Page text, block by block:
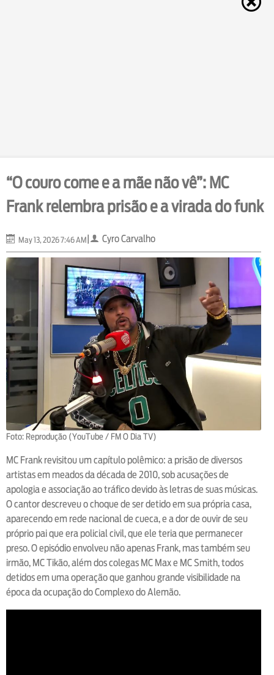
“O couro come e a mãe não vê”: MC
Frank relembra prisão e a virada do funk
May 13, 2026 7:46 AM| Cyro Carvalho
Foto: Reprodução (YouTube / FM O Dia TV)
MC Frank revisitou um capítulo polêmico: a prisão de diversos
artistas em meados da década de 2010, sob acusações de
apologia e associação ao tráfico devido às letras de suas músicas.
O cantor descreveu o choque de ser detido em sua própria casa,
aparecendo em rede nacional de cueca, e a dor de ouvir de seu
próprio pai que era policial civil, que ele teria que permanecer
preso. O episódio envolveu não apenas Frank, mas também seu
irmão, MC Tikão, além dos colegas MC Max e MC Smith, todos
detidos em uma operação que ganhou grande visibilidade na
época da ocupação do Complexo do Alemão.